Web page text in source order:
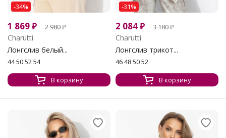
-34%
1 869₽ 2 980₽
Charutti
Лонгслив белый...
44 50 52 54
В корзину
-31%
2 084₽ 3 180₽
Charutti
Лонгслив трикот...
46 48 50 52
В корзину